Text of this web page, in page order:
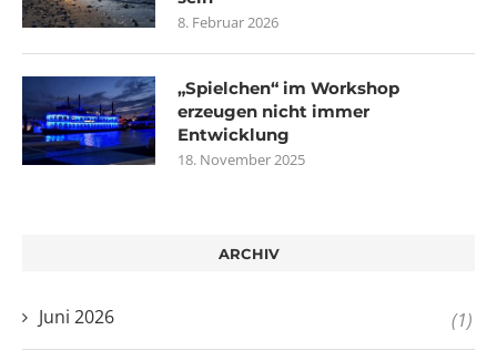
8. Februar 2026
„Spielchen“ im Workshop
erzeugen nicht immer
Entwicklung
18. November 2025
ARCHIV
Juni 2026 (1)